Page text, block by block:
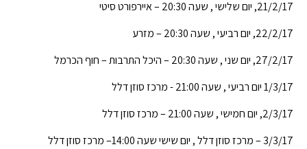
21/2/17, יום שלישי , שעה 20:30 – איירפורט סיטי
22/2/17, יום רביעי , שעה 20:30 – מזרע
27/2/17, יום שני , שעה 20:30 – היכל התרבות – חוף הכרמל
1/3/17 יום רביעי , שעה 21:00 - מרכז סוזן דלל
2/3/17, יום חמישי , שעה 21:00 – מרכז סוזן דלל
3/3/17 – מרכז סוזן דלל , יום שישי שעה 14:00– מרכז סוזן דלל